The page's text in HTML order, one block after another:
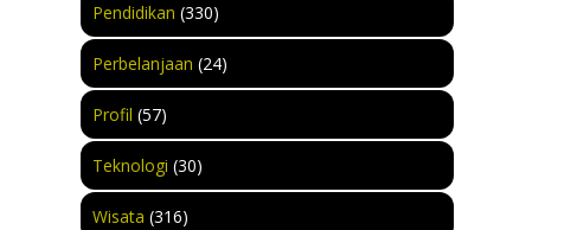
Pendidikan (330)
Perbelanjaan (24)
Profil (57)
Teknologi (30)
Wisata (316)